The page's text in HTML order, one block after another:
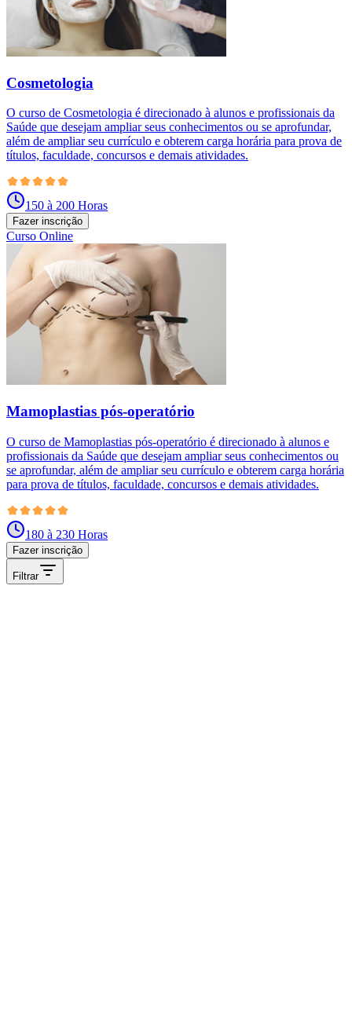
Cosmetologia
O curso de Cosmetologia é direcionado à alunos e profissionais da
Saúde que desejam ampliar seus conhecimentos ou se aprofundar,
além de ampliar seu currículo e obterem carga horária para prova de
títulos, faculdade, concursos e demais atividades.
150 à 200 Horas
Fazer inscrição
Curso Online
Mamoplastias pós-operatório
O curso de Mamoplastias pós-operatório é direcionado à alunos e
profissionais da Saúde que desejam ampliar seus conhecimentos ou
se aprofundar, além de ampliar seu currículo e obterem carga horária
para prova de títulos, faculdade, concursos e demais atividades.
180 à 230 Horas
Fazer inscrição
Filtrar